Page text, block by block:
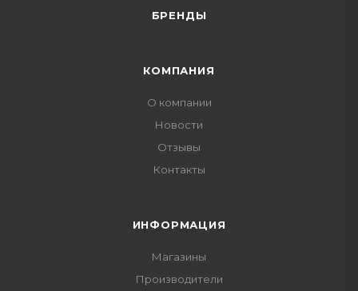
БРЕНДЫ
КОМПАНИЯ
О компании
Новости
Отзывы
Контакты
ИНФОРМАЦИЯ
Магазины
Производители